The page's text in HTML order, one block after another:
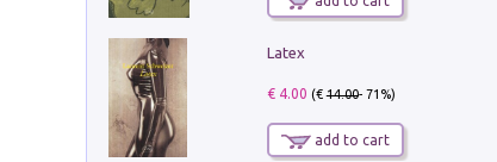
Latex
€ 4.00 (€14.00- 71%)
add to cart